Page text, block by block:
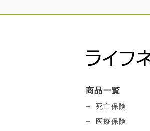
商品一覧
死亡保険
医療保険